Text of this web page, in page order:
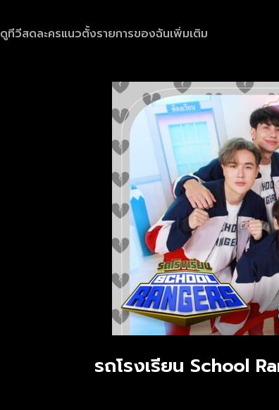
ดูทีวีสดละครแนวตั้งรายการของฉันเพิ่มเติม
รถโรงเรียน School